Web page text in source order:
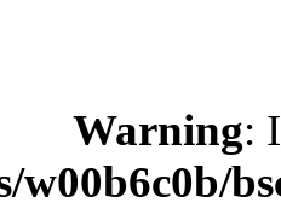
Warning:
w00b6c0b/